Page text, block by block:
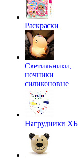
Раскраски
Светильники,
ночники
силиконовые
Нагрудники ХБ